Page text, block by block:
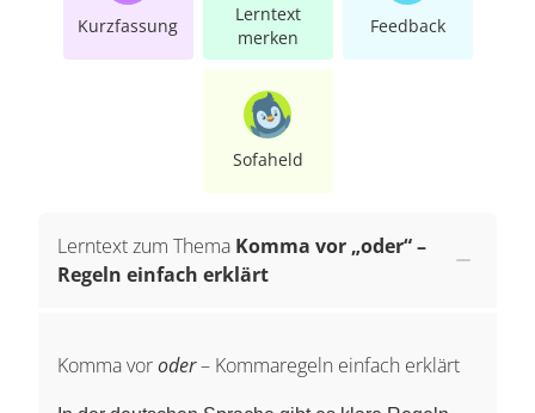
Kurzfassung
Lerntext
merken
Feedback
Sofaheld
Lerntext zum Thema Komma vor „oder“ –
Regeln einfach erklärt
Komma voroder– Kommaregeln einfach erklärt